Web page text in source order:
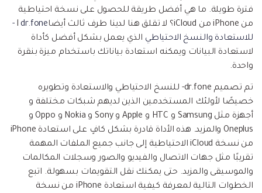
حفاظ الحالة ، وقراءة الدردشات المحذوفة، واستخدام
فترة طويلة. ما هي أفضل طريقة للحصول على نسخة احتياطية
من iPhone من iCloud؟ لا تقلق هنا لدينا طرف ثالث أيضاl
dr.fone -
للاستعادة والنسخ الاحتياطي الذي يعمل بشكل أفضل كأداة
لاستعادة البيانات ويمكنه استعادة بياناتك باستخدام ميزة بنقرة
واحدة.
تم تصميم dr.fone- للنسخ الاحتياطي والاستعادة وتطويره
خصيصًا لأولئك المستخدمين الذين لديهم شبكات مختلفة و
أجهزة مثل Samsung و HTC و Apple و Sony و Nokia و Oppo و
Oneplus والمزيد. هذه الأداة قادرة بشكل كافٍ على استعادة iPhone
من نسخة iCloud الاحتياطية إلى جانب جميع الملفات المهمة
تقريبًا مثل جهات الاتصال والفيديو والصور وسجلات المكالمات
والموسيقى والمزيد. حتى يمكنك نقل التقويمات بسهولة. اتبع
الخطوات التالية لمعرفة كيفية استعادة iPhone من نسخة